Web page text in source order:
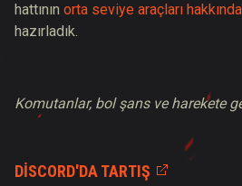
hattının orta seviye araçları
hazırladık.
Komutanlar, bol şans ve harekete
DISCORD'DA TARTIŞ